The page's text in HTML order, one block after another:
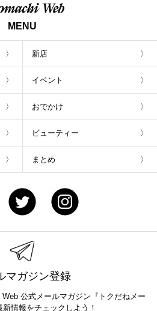
MENU
新店
イベント
おでかけ
ビューティー
まとめ
マガジン登録
Web 公式メールマガジン『トクだねメー
新情報をチェックしよう！